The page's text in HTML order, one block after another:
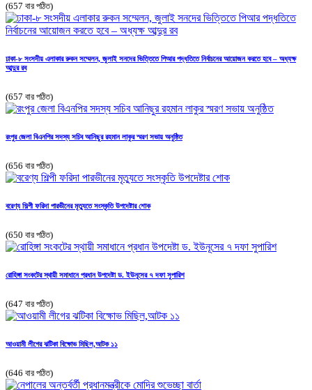
(657 বার পঠিত)
ঢাকা-৮ সংসদীয় এলাকার রুকন সম্মেলন, জুলাই সনদের ভিত্তিতে পিআর পদ্ধতিতে নির্বাচনের আয়োজন করতে হবে – অধ্যক্ষ
আব্দুর রব
(657 বার পঠিত)
রংপুর জেলা বিএনপির সদস্য সচিব আনিছুর রহমান লাকুর স্মরণ সভায় অনুষ্ঠিত
(656 বার পঠিত)
বরেণ্য শিল্পী ফরিদা পারভীনের মৃত্যুতে সংস্কৃতি উপদেষ্টার শোক
(650 বার পঠিত)
রোহিঙ্গা সংকটের স্থায়ী সমাধানে প্রধান উপদেষ্টা ড. ইউনূসের ৭ দফা সুপারিশ
(647 বার পঠিত)
আওয়ামী লীগের ঝটিকা বিক্ষোভ মিছিল,আটক ১১
(646 বার পঠিত)